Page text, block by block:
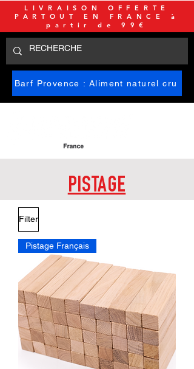
Barf Provence : Aliment naturel cru
LIVRAISON OFFERTE
PARTOUT EN FRANCE à
partir de 99€
PISTAGE
Filter
Pistage Français